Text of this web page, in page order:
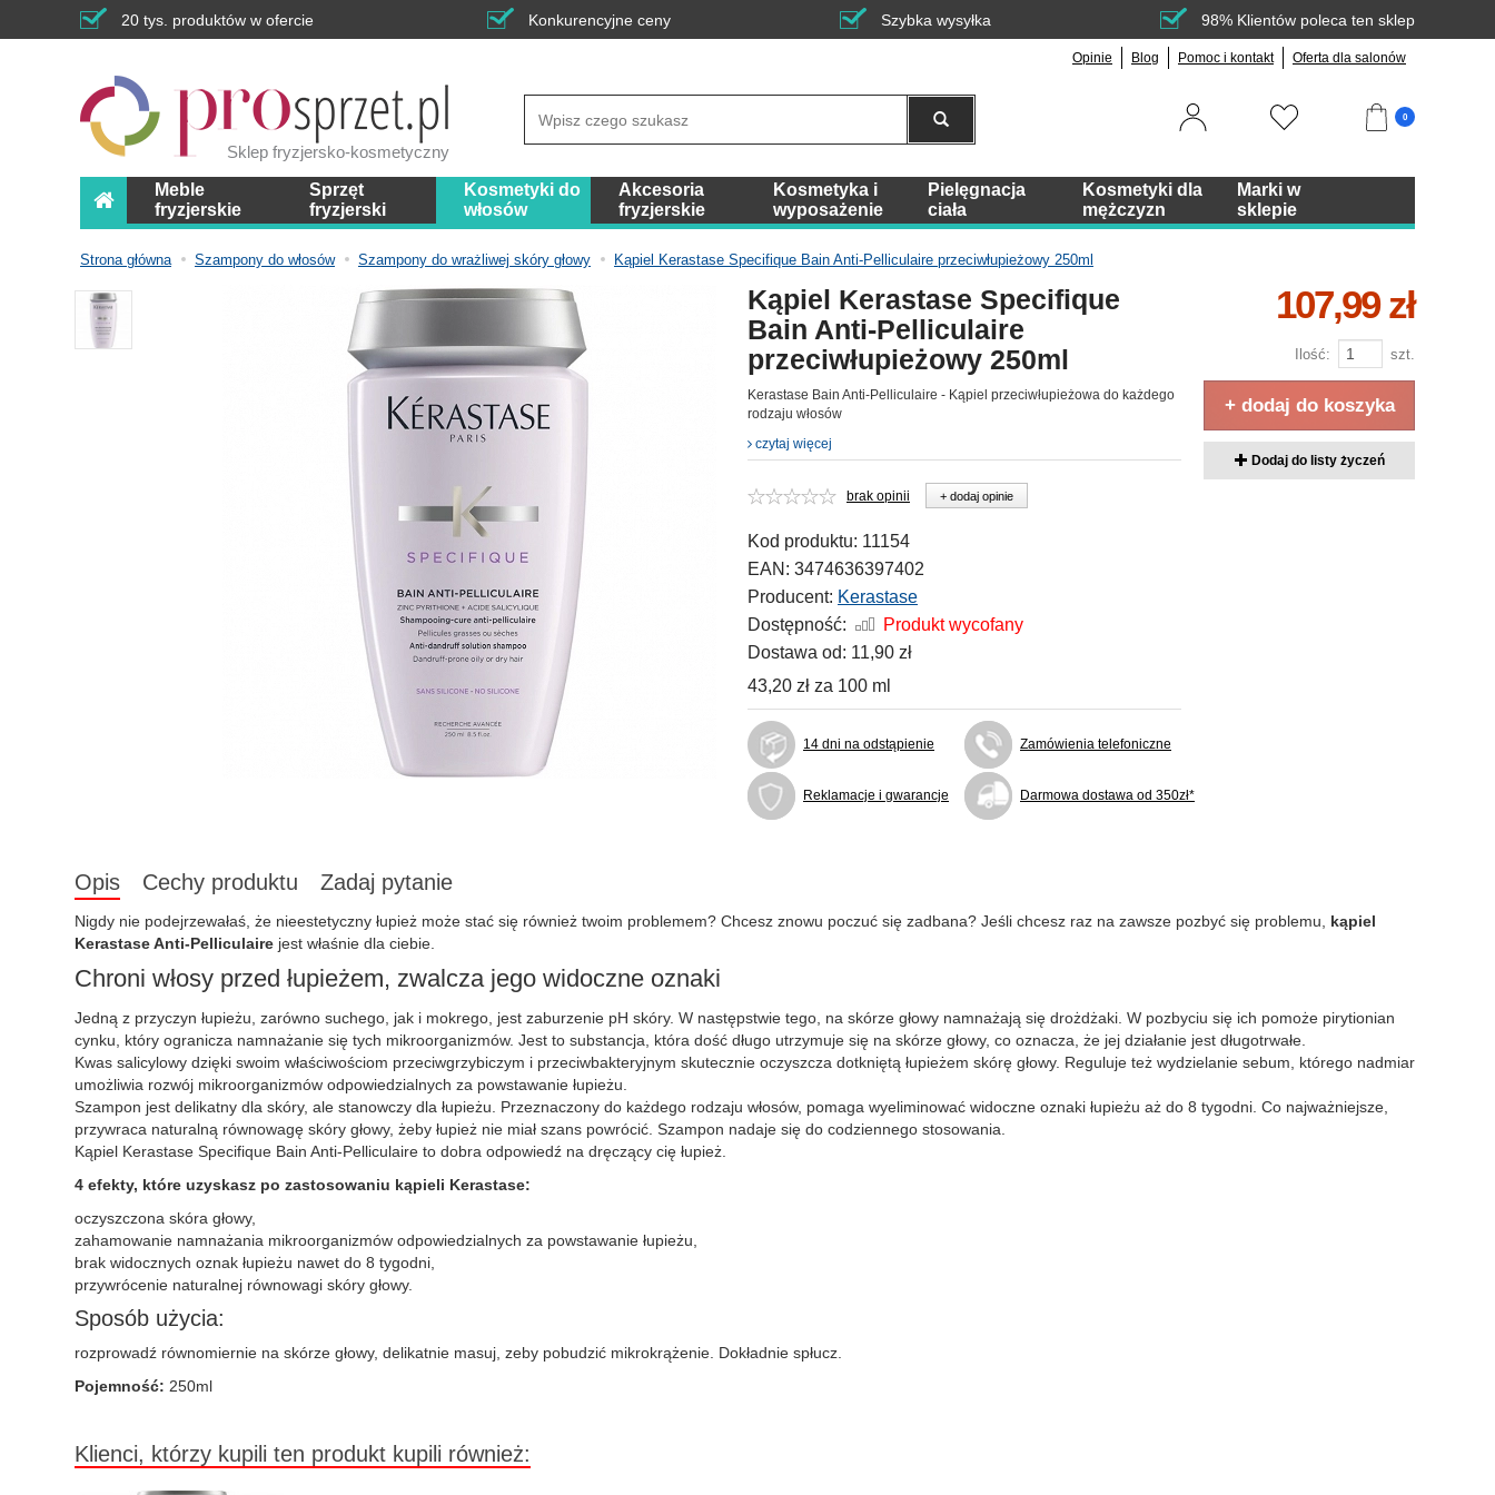
20 tys. produktów w ofercie Konkurencyjne ceny Szybka wysyłka 98% Klientów poleca ten sklep
Opinie Blog Pomoc i kontakt Oferta dla salonów
Sklep fryzjersko-kosmetyczny
0
Meble
fryzjerskie
Sprzęt
fryzjerski
Kosmetyki do
włosów
Akcesoria
fryzjerskie
Kosmetyka i
wyposażenie
Pielęgnacja
ciała
Kosmetyki dla
mężczyzn
Marki w
sklepie
Strona główna Szampony do włosów Szampony do wrażliwej skóry głowy Kąpiel Kerastase Specifique Bain Anti-Pelliculaire przeciwłupieżowy 250ml
Kąpiel Kerastase Specifique
Bain Anti-Pelliculaire
przeciwłupieżowy 250ml
Kerastase Bain Anti-Pelliculaire - Kąpiel przeciwłupieżowa do każdego
rodzaju włosów
czytaj więcej
brak opinii + dodaj opinie
Kod produktu: 11154
EAN: 3474636397402
Producent: Kerastase
Dostępność:
Produkt wycofany
Dostawa od: 11,90 zł
43,20 zł za 100 ml
14 dni na odstąpienie Zamówienia telefoniczne
Reklamacje i gwarancje Darmowa dostawa od 350zł*
107,99 zł
Ilość: szt.
+ dodaj do koszyka
Dodaj do listy życzeń
Opis Cechy produktu Zadaj pytanie
Nigdy nie podejrzewałaś, że nieestetyczny łupież może stać się również twoim problemem? Chcesz znowu poczuć się zadbana? Jeśli chcesz raz na zawsze pozbyć się problemu, kąpiel
Kerastase Anti-Pelliculaire jest właśnie dla ciebie.
Chroni włosy przed łupieżem, zwalcza jego widoczne oznaki
Jedną z przyczyn łupieżu, zarówno suchego, jak i mokrego, jest zaburzenie pH skóry. W następstwie tego, na skórze głowy namnażają się drożdżaki. W pozbyciu się ich pomoże pirytionian
cynku, który ogranicza namnażanie się tych mikroorganizmów. Jest to substancja, która dość długo utrzymuje się na skórze głowy, co oznacza, że jej działanie jest długotrwałe.
Kwas salicylowy dzięki swoim właściwościom przeciwgrzybiczym i przeciwbakteryjnym skutecznie oczyszcza dotkniętą łupieżem skórę głowy. Reguluje też wydzielanie sebum, którego nadmiar
umożliwia rozwój mikroorganizmów odpowiedzialnych za powstawanie łupieżu.
Szampon jest delikatny dla skóry, ale stanowczy dla łupieżu. Przeznaczony do każdego rodzaju włosów, pomaga wyeliminować widoczne oznaki łupieżu aż do 8 tygodni. Co najważniejsze,
przywraca naturalną równowagę skóry głowy, żeby łupież nie miał szans powrócić. Szampon nadaje się do codziennego stosowania.
Kąpiel Kerastase Specifique Bain Anti-Pelliculaire to dobra odpowiedź na dręczący cię łupież.
4 efekty, które uzyskasz po zastosowaniu kąpieli Kerastase:
oczyszczona skóra głowy,
zahamowanie namnażania mikroorganizmów odpowiedzialnych za powstawanie łupieżu,
brak widocznych oznak łupieżu nawet do 8 tygodni,
przywrócenie naturalnej równowagi skóry głowy.
Sposób użycia:
rozprowadź równomiernie na skórze głowy, delikatnie masuj, zeby pobudzić mikrokrążenie. Dokładnie spłucz.
Pojemność: 250ml
Klienci, którzy kupili ten produkt kupili również: